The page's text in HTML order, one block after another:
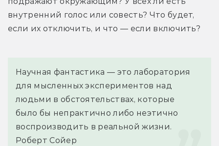
внутренний голос или совесть? Что будет,
если их отключить, и что — если включить?
Научная фантастика — это лаборатория
для мысленных экспериментов над
людьми в обстоятельствах, которые
было бы непрактично либо неэтично
воспроизводить в реальной жизни.
Роберт Сойер